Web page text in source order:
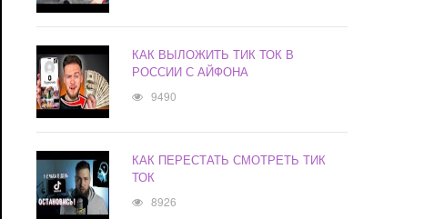
КАК ВЫЛОЖИТЬ ТИК ТОК В
РОССИИ С АЙФОНА
9490
КАК ПЕРЕСТАТЬ СМОТРЕТЬ ТИК
ТОК
8926